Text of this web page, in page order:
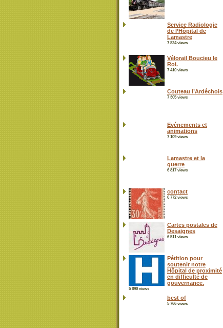
Service Radiologie
de l’Hôpital de
Lamastre
7 824 views
Vélorail Boucieu le
Roi.
7 410 views
Couteau l’Ardéchois
7 305 views
Evénements et
animations
7 109 views
Lamastre et la
guerre
6 817 views
contact
6 772 views
Cartes postales de
Desaignes
6 511 views
Pétition pour
soutenir notre
Hôpital de proximité
en difficulté de
gouvernance.
5 890 views
best of
5 766 views